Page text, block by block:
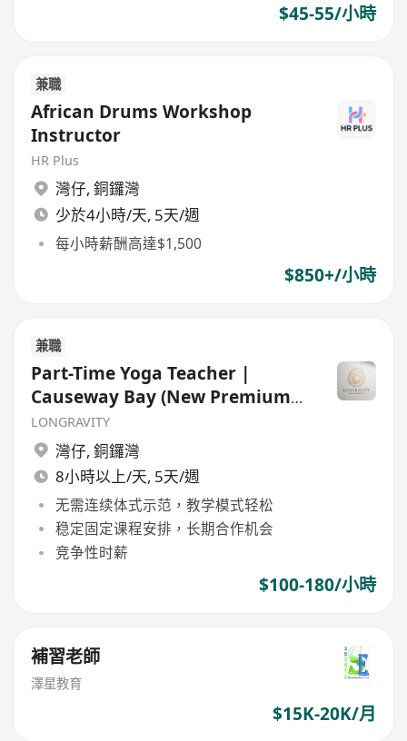
$45-55/小時
兼職
African Drums Workshop
Instructor
HR Plus
灣仔, 銅鑼灣
少於4小時/天, 5天/週
每小時薪酬高達$1,500
$850+/小時
兼職
Part-Time Yoga Teacher |
Causeway Bay (New Premium
Wellness Clinic)
LONGRAVITY
灣仔, 銅鑼灣
8小時以上/天, 5天/週
无需连续体式示范，教学模式轻松
稳定固定课程安排，长期合作机会
竞争性时薪
$100-180/小時
補習老師
澤星教育
$15K-20K/月